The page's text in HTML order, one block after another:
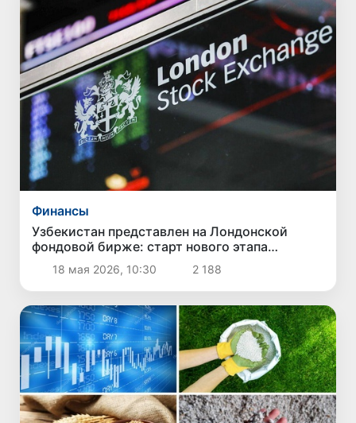
Финансы
Узбекистан представлен на Лондонской
фондовой бирже: старт нового этапа
интеграции в глобальные рынки капитала
18 мая 2026, 10:30 2 188